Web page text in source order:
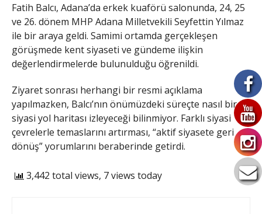
Fatih Balcı, Adana’da erkek kuaförü salonunda, 24, 25
ve 26. dönem MHP Adana Milletvekili Seyfettin Yılmaz
ile bir araya geldi. Samimi ortamda gerçekleşen
görüşmede kent siyaseti ve gündeme ilişkin
değerlendirmelerde bulunulduğu öğrenildi.
Ziyaret sonrası herhangi bir resmi açıklama
yapılmazken, Balcı’nın önümüzdeki süreçte nasıl bir
siyasi yol haritası izleyeceği bilinmiyor. Farklı siyasi
çevrelerle temaslarını artırması, “aktif siyasete geri
dönüş” yorumlarını beraberinde getirdi.
3,442 total views, 7 views today